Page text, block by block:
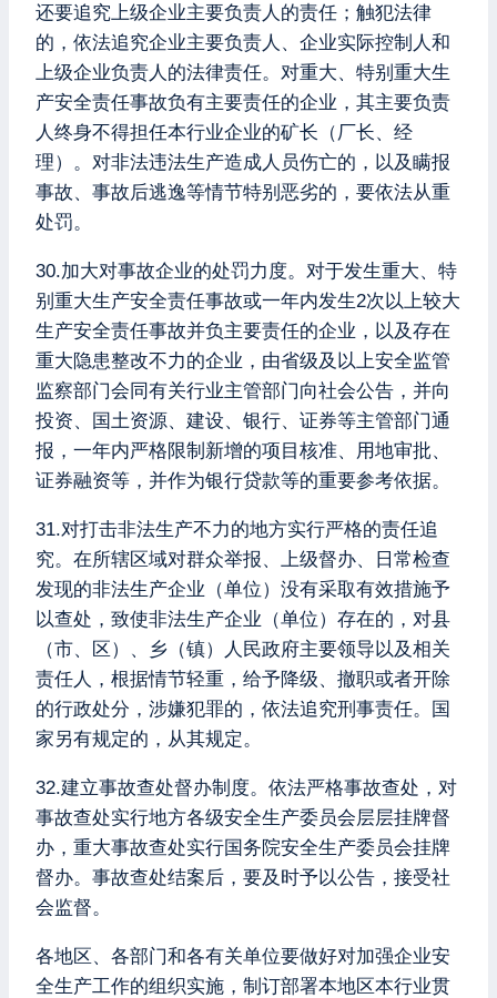
还要追究上级企业主要负责人的责任；触犯法律
的，依法追究企业主要负责人、企业实际控制人和
上级企业负责人的法律责任。对重大、特别重大生
产安全责任事故负有主要责任的企业，其主要负责
人终身不得担任本行业企业的矿长（厂长、经
理）。对非法违法生产造成人员伤亡的，以及瞒报
事故、事故后逃逸等情节特别恶劣的，要依法从重
处罚。
30.加大对事故企业的处罚力度。对于发生重大、特
别重大生产安全责任事故或一年内发生2次以上较大
生产安全责任事故并负主要责任的企业，以及存在
重大隐患整改不力的企业，由省级及以上安全监管
监察部门会同有关行业主管部门向社会公告，并向
投资、国土资源、建设、银行、证券等主管部门通
报，一年内严格限制新增的项目核准、用地审批、
证券融资等，并作为银行贷款等的重要参考依据。
31.对打击非法生产不力的地方实行严格的责任追
究。在所辖区域对群众举报、上级督办、日常检查
发现的非法生产企业（单位）没有采取有效措施予
以查处，致使非法生产企业（单位）存在的，对县
（市、区）、乡（镇）人民政府主要领导以及相关
责任人，根据情节轻重，给予降级、撤职或者开除
的行政处分，涉嫌犯罪的，依法追究刑事责任。国
家另有规定的，从其规定。
32.建立事故查处督办制度。依法严格事故查处，对
事故查处实行地方各级安全生产委员会层层挂牌督
办，重大事故查处实行国务院安全生产委员会挂牌
督办。事故查处结案后，要及时予以公告，接受社
会监督。
各地区、各部门和各有关单位要做好对加强企业安
全生产工作的组织实施，制订部署本地区本行业贯